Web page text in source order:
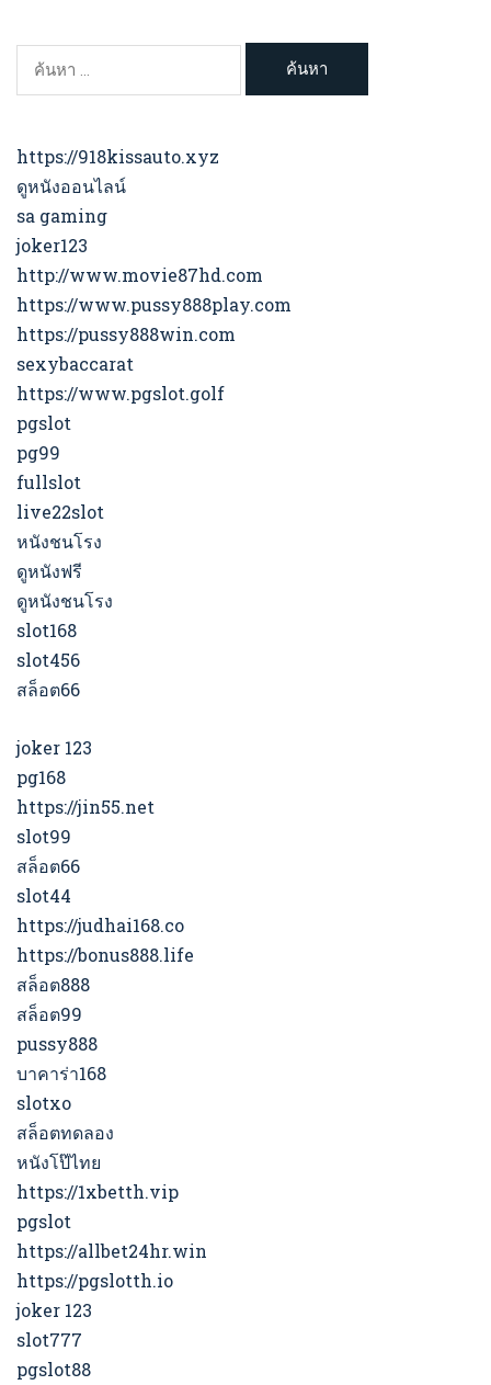
ค้นหา
https://918kissauto.xyz
ดูหนังออนไลน์
sa gaming
joker123
http://www.movie87hd.com
https://www.pussy888play.com
https://pussy888win.com
sexybaccarat
https://www.pgslot.golf
pgslot
pg99
fullslot
live22slot
หนังชนโรง
ดูหนังฟรี
ดูหนังชนโรง
slot168
slot456
สล็อต66
joker 123
pg168
https://jin55.net
slot99
สล็อต66
slot44
https://judhai168.co
https://bonus888.life
สล็อต888
สล็อต99
pussy888
บาคาร่า168
slotxo
สล็อตทดลอง
หนังโป๊ไทย
https://1xbetth.vip
pgslot
https://allbet24hr.win
https://pgslotth.io
joker 123
slot777
pgslot88